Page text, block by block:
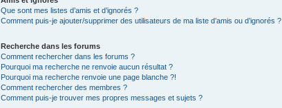
Que sont mes listes d’amis et d’ignorés ?
Comment puis-je ajouter/supprimer des utilisateurs de ma liste d’amis ou d’ignorés ?
Recherche dans les forums
Comment rechercher dans les forums ?
Pourquoi ma recherche ne renvoie aucun résultat ?
Pourquoi ma recherche renvoie une page blanche ?!
Comment rechercher des membres ?
Comment puis-je trouver mes propres messages et sujets ?